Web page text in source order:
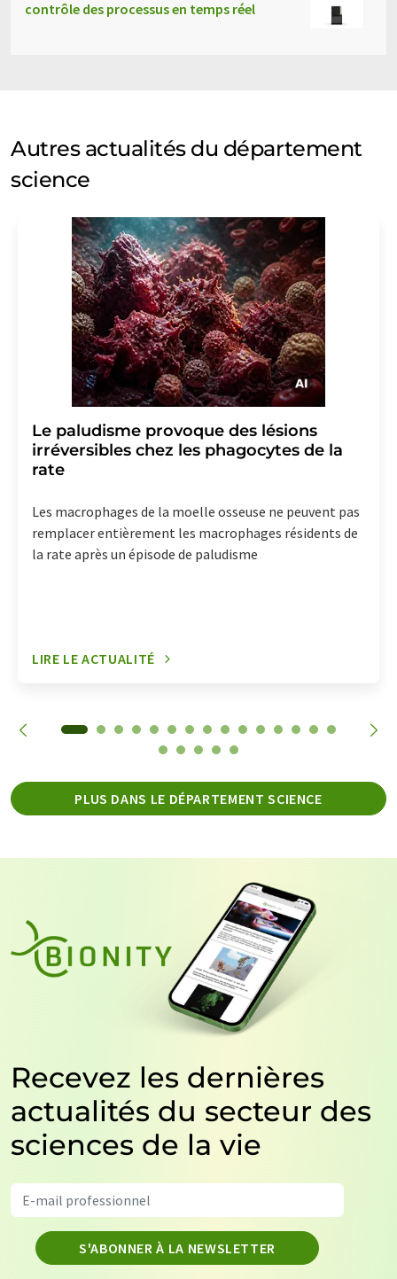
contrôle des processus en temps réel
Autres actualités du département
science
Le paludisme provoque des lésions
irréversibles chez les phagocytes de la
rate
Les macrophages de la moelle osseuse ne peuvent pas
remplacer entièrement les macrophages résidents de
la rate après un épisode de paludisme
LIRE LE ACTUALITÉ
PLUS DANS LE DÉPARTEMENT SCIENCE
Recevez les dernières
actualités du secteur des
sciences de la vie
S'ABONNER À LA NEWSLETTER